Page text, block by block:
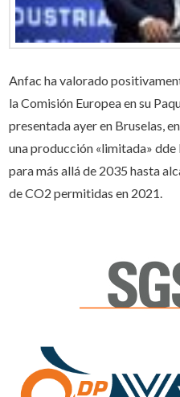
Anfac ha valorado
la Comisión Europea en su
presentada ayer en Bruselas,
una producción «limitada»
para más allá de 2035 hasta
de CO2 permitidas en 2021.